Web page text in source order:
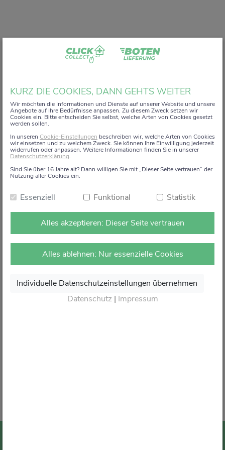
Liebe Kundin, lieber Kunde,
vielen Dank, dass Sie unser digitalesZACK+DA!
Aktionsregal genutzt haben.
Wir haben uns sehr gefreut, Sie auf diesem Weg begleiten
zu dürfen.
Dieses Angebot wird zum 15. Januar 2026 eingestellt.
Ab dem 16. Januar 2026 stehen die Online-
nicht mehr zur Verfügung.
Natürlich sind wir weiterhin persönlich für Sie da. Direkt
vor Ort in Ihrer Apotheke.
attraktive Angebote und den besten Service rund um Ihre
Danke für Ihr Vertrauen.
KURZ DIE COOKIES, DANN GEHTS WEITER
Wir möchten die Informationen und Dienste auf unserer Website und unsere
Angebote auf Ihre Bedürfnisse anpassen. Zu diesem Zweck setzen wir
Cookies ein. Bitte entscheiden Sie selbst, welche Arten von Cookies gesetzt
werden sollen.
In unseren Cookie-Einstellungen beschreiben wir, welche Arten von Cookies
wir einsetzen und zu welchem Zweck. Sie können Ihre Einwilligung jederzeit
widerrufen oder anpassen. Weitere Informationen finden Sie in unserer
Datenschutzerklärung.
Sind Sie über 16 Jahre alt? Dann willigen Sie mit „Dieser Seite vertrauen“ der
Nutzung aller Cookies ein.
Essenziell Funktional Statistik
Alles akzeptieren: Dieser Seite vertrauen
Alles ablehnen: Nur essenzielle Cookies
Individuelle Datenschutzeinstellungen übernehmen
Datenschutz| Impressum